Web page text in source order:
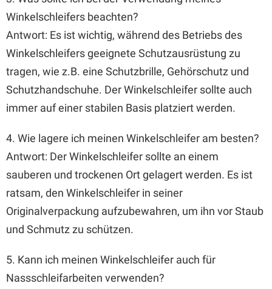
Winkelschleifers beachten?
Antwort: Es ist wichtig, während des Betriebs des
Winkelschleifers geeignete Schutzausrüstung zu
tragen, wie z.B. eine Schutzbrille, Gehörschutz und
Schutzhandschuhe. Der Winkelschleifer sollte auch
immer auf einer stabilen Basis platziert werden.
4. Wie lagere ich meinen Winkelschleifer am besten?
Antwort: Der Winkelschleifer sollte an einem
sauberen und trockenen Ort gelagert werden. Es ist
ratsam, den Winkelschleifer in seiner
Originalverpackung aufzubewahren, um ihn vor Staub
und Schmutz zu schützen.
5. Kann ich meinen Winkelschleifer auch für
Nassschleifarbeiten verwenden?